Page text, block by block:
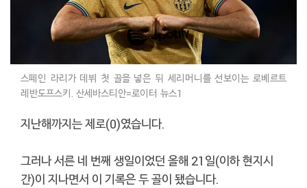
스페인 라리가 데뷔 첫 골을 넣은 뒤 세리머니를 선보이는 로베르트
레반도프스키. 산세바스티안=로이터 뉴스1
지난해까지는 제로(0)였습니다.
그러나 서른 네 번째 생일이었던 올해 21일(이하 현지시
간)이 지나면서 이 기록은 두 골이 됐습니다.